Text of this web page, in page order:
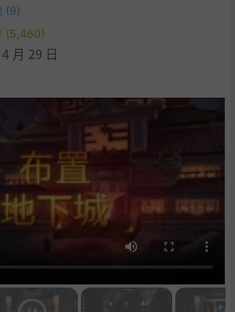
(9)
(5,460)
月 29 日